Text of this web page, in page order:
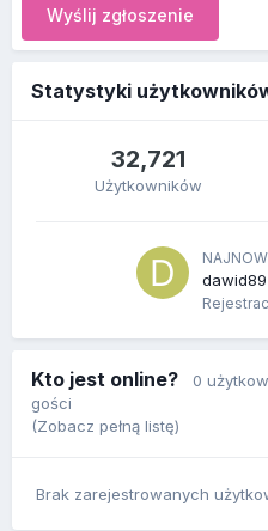
Wyślij zgłoszenie
Statystyki
32,721
Użytkowników
Kto jest online? 0
gości
(Zobacz pełną listę)
Brak zarejestrowanych